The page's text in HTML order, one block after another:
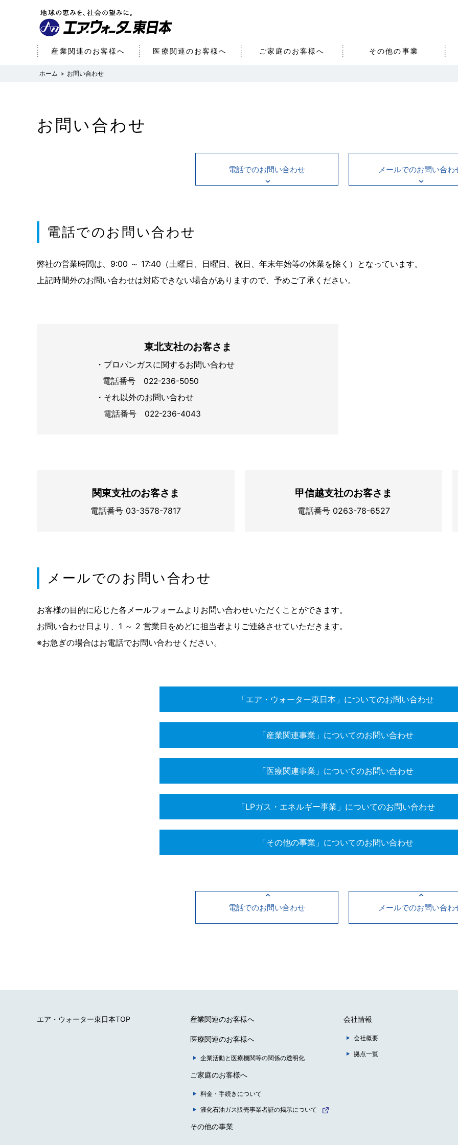
お問い合わせ
お問い合わせ
電話でのお問い合わせ メールでのお問い合わ
電話でのお問い合わせ
弊社の営業時間は、9:00 ～ 17:40（土曜日、日曜日、祝日、年末年始等の休業を除く）となっています。
上記時間外のお問い合わせは対応できない場合がありますので、予めご了承ください。
東北支社のお客さま
・プロパンガスに関するお問い合わせ
電話番号 022-236-5050
・それ以外のお問い合わせ
電話番号 022-236-4043
関東支社のお客さま
電話番号 03-3578-7817
甲信越支社のお客さま
電話番号 0263-78-6527
メールでのお問い合わせ
お客様の目的に応じた各メールフォームよりお問い合わせいただくことができます。
お問い合わせ日より、1 ～ 2 営業日をめどに担当者よりご連絡させていただきます。
※お急ぎの場合はお電話でお問い合わせください。
「エア・ウォーター東日本」についてのお問い合わせ
「産業関連事業」についてのお問い合わせ
「医療関連事業」についてのお問い合わせ
「LPガス・エネルギー事業」についてのお問い合わせ
「その他の事業」についてのお問い合わせ
電話でのお問い合わせ メールでのお問い合わ
産業関連のお客様へ 医療関連のお客様へ ご家庭のお客様へ その他の事業
エア・ウォーター東日本TOP 産業関連のお客様へ
医療関連のお客様へ
企業活動と医療機関等の関係の透明化
ご家庭のお客様へ
料金・手続きについて
液化石油ガス販売事業者証の掲示について
その他の事業
会社情報
会社概要
拠点一覧